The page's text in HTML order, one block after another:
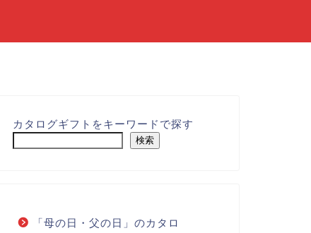
カタログギフトをキーワードで探す
検索
「母の日・父の日」のカタロ